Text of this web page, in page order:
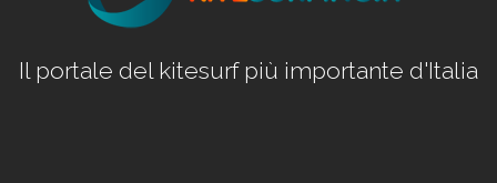
Il portale del kitesurf più importante d'Italia